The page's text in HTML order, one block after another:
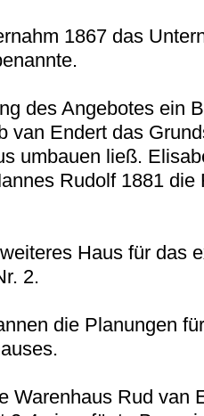
1867 das
des Angebotes ein
van Endert das
umbauen ließ.
Rudolf 1881 die
Haus für das
2.
die Planungen
Warenhaus Rud van